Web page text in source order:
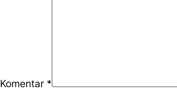
Komentar *